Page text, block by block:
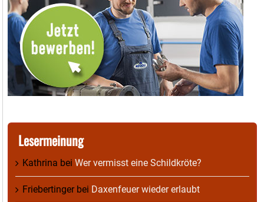
Lesermeinung
Kathrina bei Wer vermisst eine Schildkröte?
Friebertingerbei Daxenfeuer wieder erlaubt